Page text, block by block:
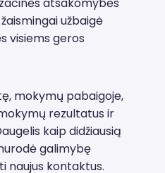
atsakomybės
užbaigė
visiems geros
mokymų pabaigoje,
rezultatus ir
kaip didžiausią
galimybę
naujus kontaktus.